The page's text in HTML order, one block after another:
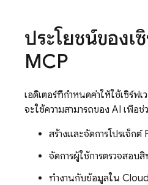
ประโยชน์ของเ
MCP
เอดิเตอร์ที่กำหนดค่าให้ใช้เซิร์ฟ
จะใช้ความสามารถของ AI เพื่อ
สร้างและจัดการโปรเจ็กต์
จัดการผู้ใช้การตรวจสอบ
ทำงานกับข้อมูลใน